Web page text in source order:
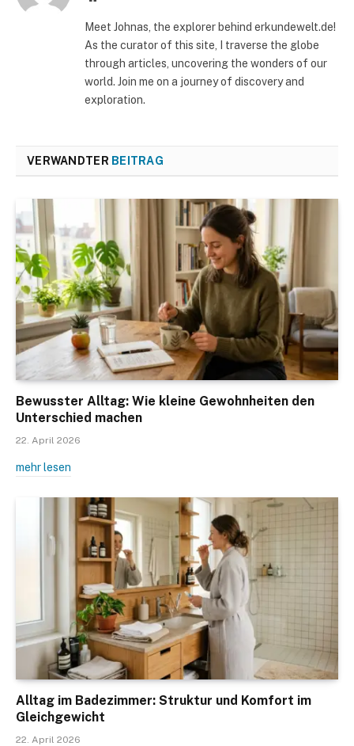
Meet Johnas, the explorer behind erkundewelt.de!
As the curator of this site, I traverse the globe
through articles, uncovering the wonders of our
world. Join me on a journey of discovery and
exploration.
VERWANDTER BEITRAG
Bewusster Alltag: Wie kleine Gewohnheiten den
Unterschied machen
22. April 2026
mehr lesen
Alltag im Badezimmer: Struktur und Komfort im
Gleichgewicht
22. April 2026